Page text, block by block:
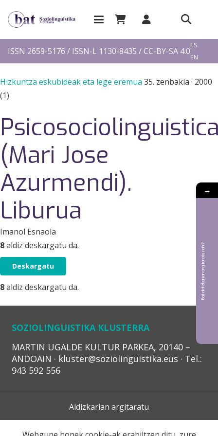
ISSN 2659-5176 / ISSN-L 1130-8435 / CC-BY-SA 4.0
ES
EN
Hizkuntza eskubideak eta lege eremua 35. zenbakia · 2000
(1)
(Mari Jose
Azurmendi).
Liburua
Imanol Esnaola
8aldiz deskargatu da.
Deskargatu
8aldiz deskargatu da.
SOZIOLINGUISTIKA KLUSTERRA
MARTIN UGALDE KULTUR PARKEA, 20140 –
ANDOAIN · kluster@soziolinguistika.eus · Tel.:
943 592 556
Aldizkarian argitaratu
Lege Oharra
→
Bat aldizkarian argitaratu nahi?